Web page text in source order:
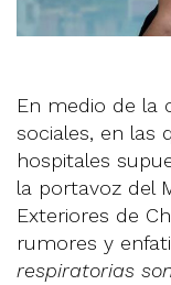
En medio de la
sociales, en las
hospitales
la portavoz del
Exteriores de
rumores y
respiratorias